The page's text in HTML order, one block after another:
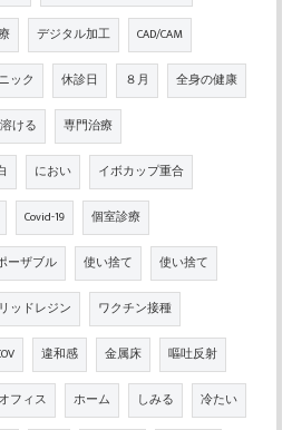
デジタル加工 CAD/CAM
ック 休診日 ８月 全身の健康
溶ける 専門治療
におい イボカップ重合
Covid-19 個室診療
ーザブル 使い捨て 使い捨て
ッドレジン ワクチン接種
違和感 金属床 嘔吐反射
オフィス ホーム しみる 冷たい